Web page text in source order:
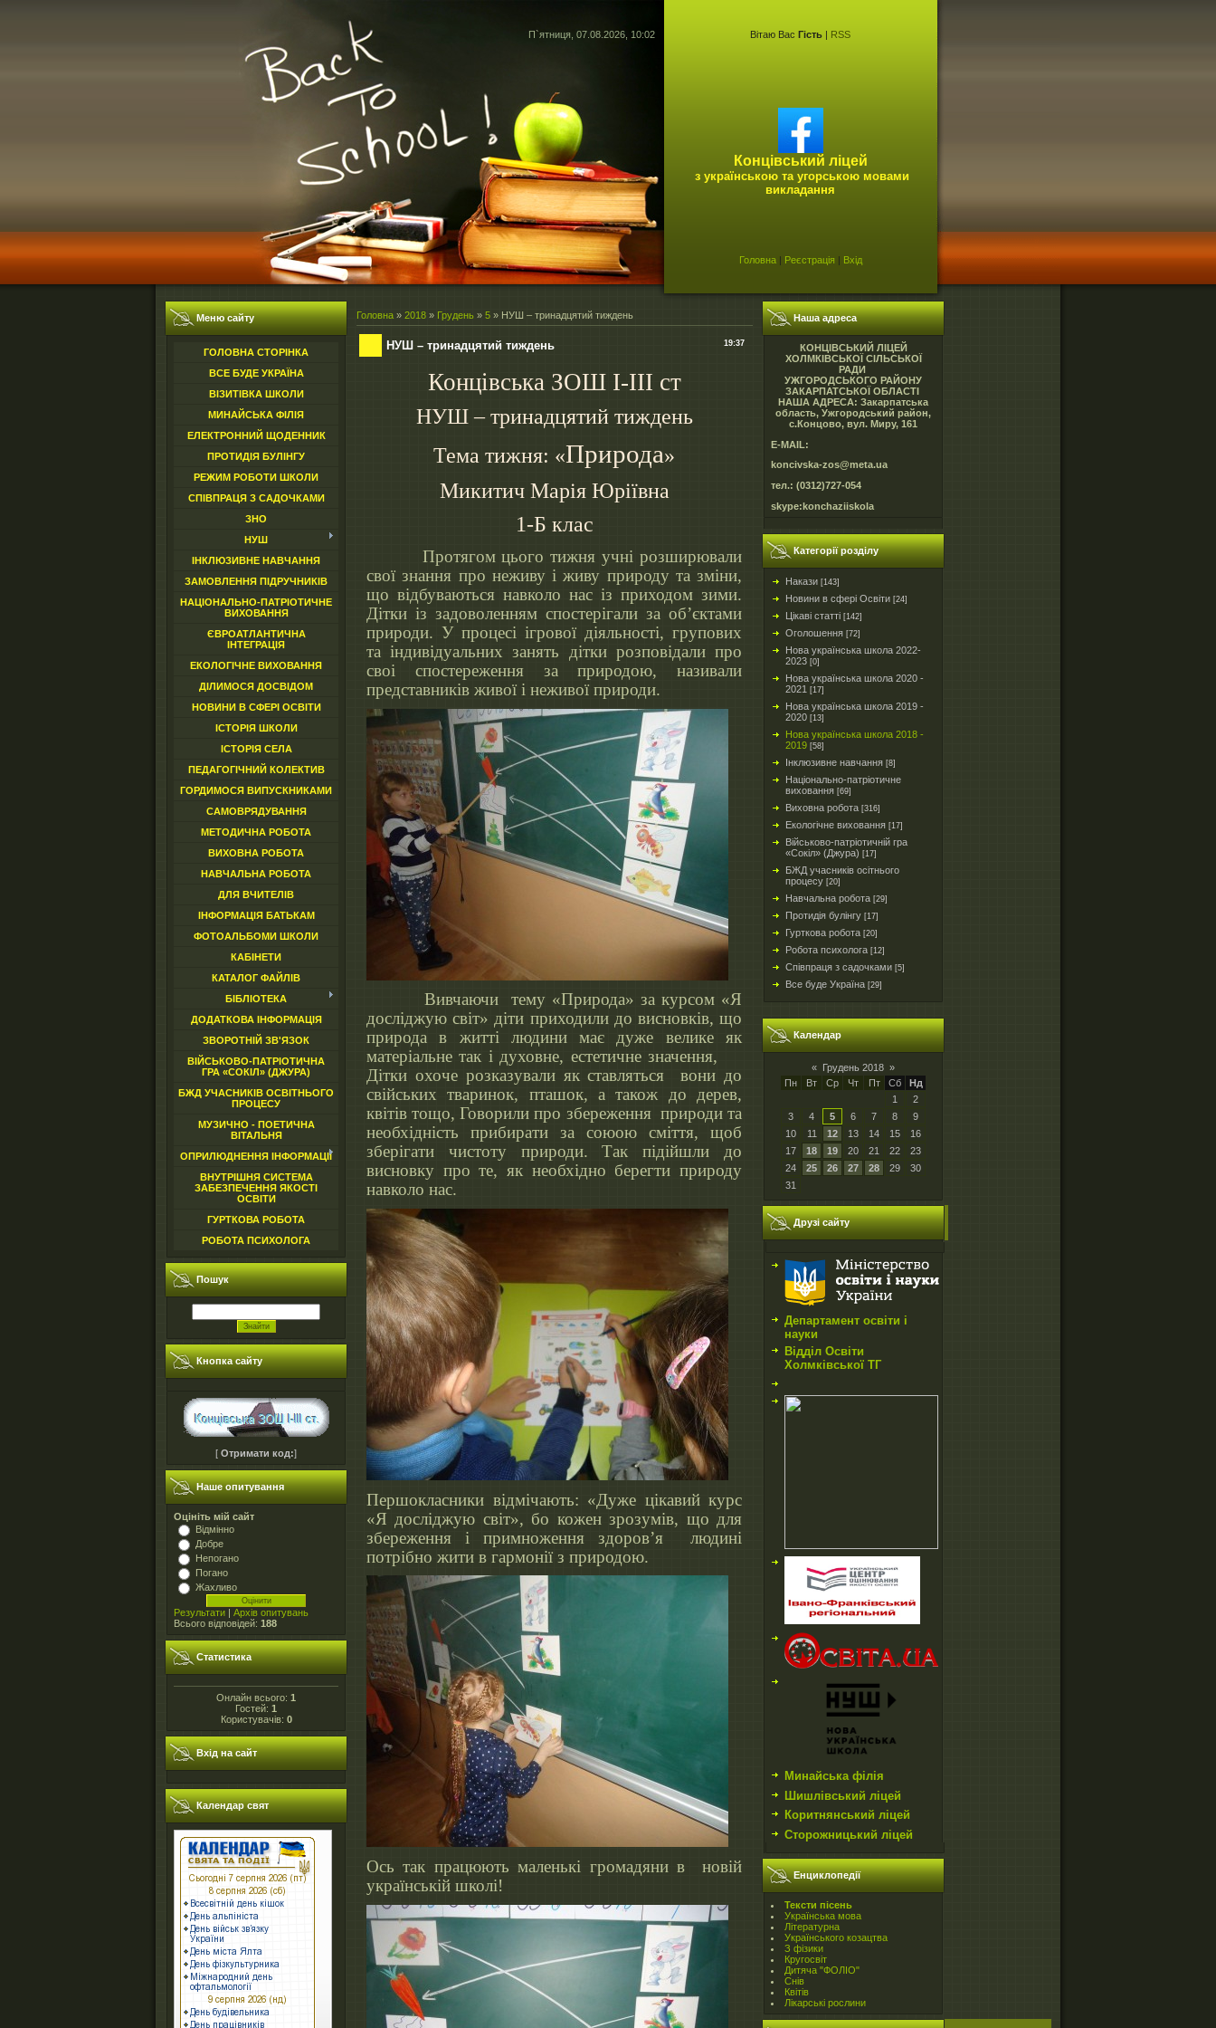
П`ятниця, 07.08.2026, 10:02 Вітаю Вас Гість | RSS
Концівський ліцей
з українською та угорською мовами
викладання
Головна| Реєстрація | Вхід
Меню сайту
ГОЛОВНА СТОРІНКА
ВСЕ БУДЕ УКРАЇНА
ВІЗИТІВКА ШКОЛИ
МИНАЙСЬКА ФІЛІЯ
ЕЛЕКТРОННИЙ ЩОДЕННИК
ПРОТИДІЯ БУЛІНГУ
РЕЖИМ РОБОТИ ШКОЛИ
СПІВПРАЦЯ З САДОЧКАМИ
ЗНО
НУШ
ІНКЛЮЗИВНЕ НАВЧАННЯ
ЗАМОВЛЕННЯ ПІДРУЧНИКІВ
НАЦІОНАЛЬНО-ПАТРІОТИЧНЕ
ВИХОВАННЯ
ЄВРОАТЛАНТИЧНА
ІНТЕГРАЦІЯ
ЕКОЛОГІЧНЕ ВИХОВАННЯ
ДІЛИМОСЯ ДОСВІДОМ
НОВИНИ В СФЕРІ ОСВІТИ
ІСТОРІЯ ШКОЛИ
ІСТОРІЯ СЕЛА
ПЕДАГОГІЧНИЙ КОЛЕКТИВ
ГОРДИМОСЯ ВИПУСКНИКАМИ
САМОВРЯДУВАННЯ
МЕТОДИЧНА РОБОТА
ВИХОВНА РОБОТА
НАВЧАЛЬНА РОБОТА
ДЛЯ ВЧИТЕЛІВ
ІНФОРМАЦІЯ БАТЬКАМ
ФОТОАЛЬБОМИ ШКОЛИ
КАБІНЕТИ
КАТАЛОГ ФАЙЛІВ
БІБЛІОТЕКА
ДОДАТКОВА ІНФОРМАЦІЯ
ЗВОРОТНІЙ ЗВ'ЯЗОК
ВІЙСЬКОВО-ПАТРІОТИЧНА
ГРА «СОКІЛ» (ДЖУРА)
БЖД УЧАСНИКІВ ОСВІТНЬОГО
ПРОЦЕСУ
МУЗИЧНО - ПОЕТИЧНА
ВІТАЛЬНЯ
ОПРИЛЮДНЕННЯ ІНФОРМАЦІЇ
ВНУТРІШНЯ СИСТЕМА
ЗАБЕЗПЕЧЕННЯ ЯКОСТІ
ОСВІТИ
ГУРТКОВА РОБОТА
РОБОТА ПСИХОЛОГА
Пошук
Кнопка сайту
[ Отримати код:]
Наше опитування
Оцініть мій сайт
Відмінно
Добре
Непогано
Погано
Жахливо
Результати | Архів опитувань
Всього відповідей: 188
Статистика
Онлайн всього: 1
Гостей: 1
Користувачів: 0
Вхід на сайт
Календар свят
Головна » 2018 » Грудень » 5 » НУШ – тринадцятий тиждень
19:37
НУШ – тринадцятий тиждень
Концівська ЗОШ І-ІІІ ст
НУШ – тринадцятий тиждень
Тема тижня: «Природа»
Микитич Марія Юріївна
1-Б клас
Протягом цього тижня учні розширювали
свої знання про неживу і живу природу та зміни,
що відбуваються навколо нас із приходом зими.
Дітки із задоволенням спостерігали за об’єктами
природи. У процесі ігрової діяльності, групових
та індивідуальних занять дітки розповідали про
своі спостереження за природою, називали
представників живої і неживої природи.
Вивчаючи тему «Природа» за курсом «Я
досліджую світ» діти приходили до висновків, що
природа в житті людини має дуже велике як
матеріальне так і духовне, естетичне значення,
Дітки охоче розказували як ставляться вони до
свійських тваринок, пташок, а також до дерев,
квітів тощо, Говорили про збереження природи та
необхідність прибирати за союою сміття, щоб
зберігати чистоту природи. Так підійшли до
висновку про те, як необхідно берегти природу
навколо нас.
Першокласники відмічають: «Дуже цікавий курс
«Я досліджую світ», бо кожен зрозумів, що для
збереження і примноження здоров’я людині
потрібно жити в гармонії з природою.
Ось так працюють маленькі громадяни в новій
українській школі!
Наша адреса
КОНЦІВСЬКИЙ ЛІЦЕЙ
ХОЛМКІВСЬКОЇ СІЛЬСЬКОЇ
РАДИ
УЖГОРОДСЬКОГО РАЙОНУ
ЗАКАРПАТСЬКОЇ ОБЛАСТІ
НАША АДРЕСА: Закарпатська
область, Ужгородський район,
с.Концово, вул. Миру, 161
E-MAIL:
koncivska-zos@meta.ua
тел.: (0312)727-054
skype:konchaziiskola
Категорії розділу
Накази [143]
Новини в сфері Освіти [24]
Цікаві статті [142]
Оголошення [72]
Нова українська школа 2022-
2023 [0]
Нова українська школа 2020 -
2021 [17]
Нова українська школа 2019 -
2020 [13]
Нова українська школа 2018 -
2019 [58]
Інклюзивне навчання [8]
Національно-патріотичне
виховання [69]
Виховна робота [316]
Екологічне виховання [17]
Військово-патріотичній гра
«Сокіл» (Джура) [17]
БЖД учасників осітнього
процесу [20]
Навчальна робота [29]
Протидія булінгу [17]
Гурткова робота [20]
Робота психолога [12]
Співпраця з садочками [5]
Все буде Україна [29]
Календар
« Грудень 2018 »
Пн
Вт Ср Чт Пт Сб
Нд
1
2
3
4 5 6 7 8
9
10
11 12 13 14 15
16
17
18 19 20 21 22
23
24
25 26 27 28 29
30
31
Друзі сайту
Департамент освіти і
науки
Відділ Освіти
Холмківської ТГ
Минайська філія
Шишлівський ліцей
Коритнянський ліцей
Сторожницький ліцей
Енциклопедії
Teксти пісень
Українська мова
Літературна
Українського козацтва
З фізики
Кругосвіт
Дитяча "ФОЛІО"
Снів
Квітів
Лікарські рослини